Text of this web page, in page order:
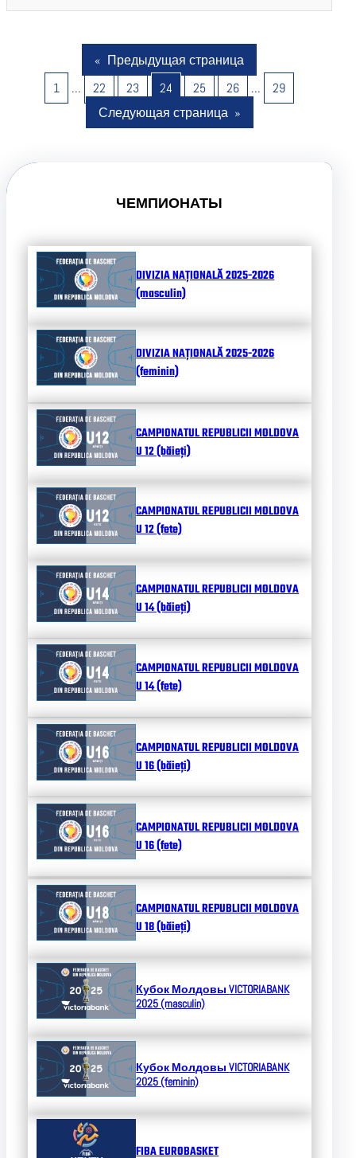
« Предыдущая страница
1
… 22 23 24 25 26 …
29
Следующая страница »
ЧЕМПИОНАТЫ
DIVIZIA NAȚIONALĂ 2025-2026
(masculin)
DIVIZIA NAȚIONALĂ 2025-2026
(feminin)
CAMPIONATUL REPUBLICII MOLDOVA
U 12 (băieți)
CAMPIONATUL REPUBLICII MOLDOVA
U 12 (fete)
CAMPIONATUL REPUBLICII MOLDOVA
U 14 (băieți)
CAMPIONATUL REPUBLICII MOLDOVA
U 14 (fete)
CAMPIONATUL REPUBLICII MOLDOVA
U 16 (băieți)
CAMPIONATUL REPUBLICII MOLDOVA
U 16 (fete)
CAMPIONATUL REPUBLICII MOLDOVA
U 18 (băieți)
Кубок МолдовыVICTORIABANK
2025 (masculin)
Кубок МолдовыVICTORIABANK
2025 (feminin)
FIBA EUROBASKET